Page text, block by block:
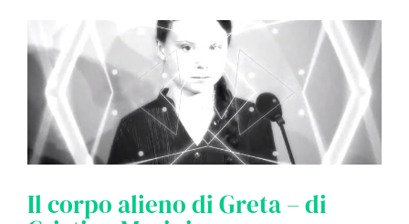
Il corpo alieno di Greta – di